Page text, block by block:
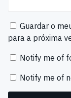
Guardar o
para a próxima
Notify me of
Notify me of